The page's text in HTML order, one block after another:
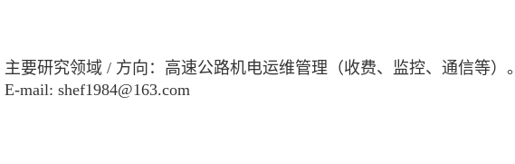
主要研究领域 / 方向：高速公路机电运维管理（收费、监控、通信等）。
E-mail: shef1984@163.com